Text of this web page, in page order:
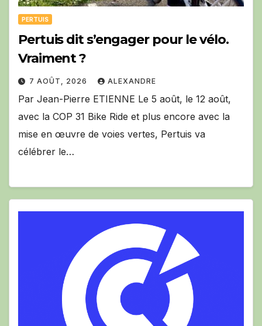
PERTUIS
Pertuis dit s’engager pour le vélo.
Vraiment ?
7 AOÛT, 2026 ALEXANDRE
Par Jean-Pierre ETIENNE Le 5 août, le 12 août,
avec la COP 31 Bike Ride et plus encore avec la
mise en œuvre de voies vertes, Pertuis va
célébrer le…